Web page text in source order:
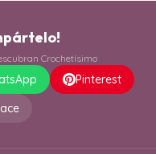
Crochetísimo
Pinterest